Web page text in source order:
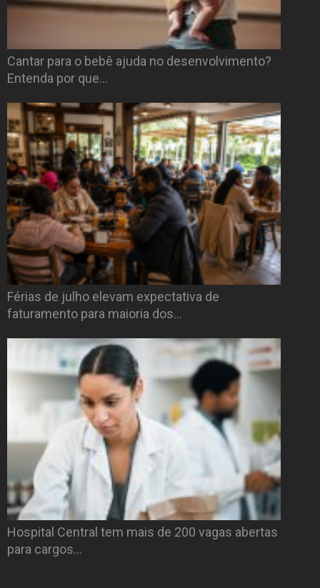
Cantar para o bebê ajuda no desenvolvimento?
Entenda por que…
Férias de julho elevam expectativa de
faturamento para maioria dos…
Hospital Central tem mais de 200 vagas abertas
para cargos…